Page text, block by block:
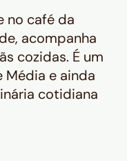
no café da
acompanha
cozidas. É um
e ainda
cotidiana